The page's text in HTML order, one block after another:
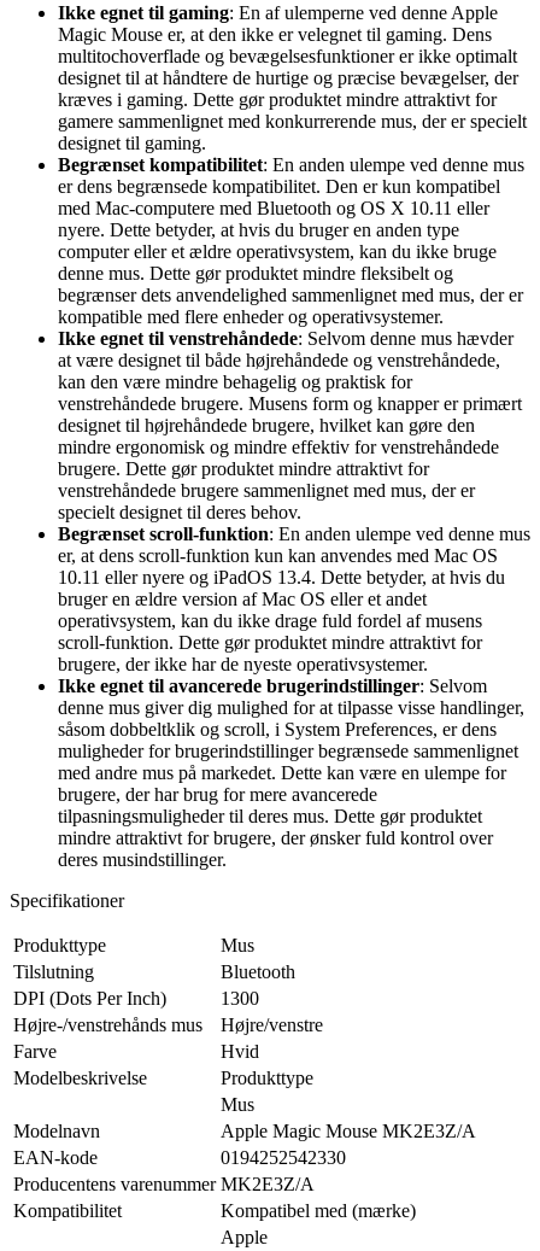
Ikke egnet til gaming: En af ulemperne ved denne Apple
Magic Mouse er, at den ikke er velegnet til gaming. Dens
multitochoverflade og bevægelsesfunktioner er ikke optimalt
designet til at håndtere de hurtige og præcise bevægelser, der
kræves i gaming. Dette gør produktet mindre attraktivt for
gamere sammenlignet med konkurrerende mus, der er specielt
designet til gaming.
Begrænset kompatibilitet: En anden ulempe ved denne mus
er dens begrænsede kompatibilitet. Den er kun kompatibel
med Mac-computere med Bluetooth og OS X 10.11 eller
nyere. Dette betyder, at hvis du bruger en anden type
computer eller et ældre operativsystem, kan du ikke bruge
denne mus. Dette gør produktet mindre fleksibelt og
begrænser dets anvendelighed sammenlignet med mus, der er
kompatible med flere enheder og operativsystemer.
Ikke egnet til venstrehåndede: Selvom denne mus hævder
at være designet til både højrehåndede og venstrehåndede,
kan den være mindre behagelig og praktisk for
venstrehåndede brugere. Musens form og knapper er primært
designet til højrehåndede brugere, hvilket kan gøre den
mindre ergonomisk og mindre effektiv for venstrehåndede
brugere. Dette gør produktet mindre attraktivt for
venstrehåndede brugere sammenlignet med mus, der er
specielt designet til deres behov.
Begrænset scroll-funktion: En anden ulempe ved denne mus
er, at dens scroll-funktion kun kan anvendes med Mac OS
10.11 eller nyere og iPadOS 13.4. Dette betyder, at hvis du
bruger en ældre version af Mac OS eller et andet
operativsystem, kan du ikke drage fuld fordel af musens
scroll-funktion. Dette gør produktet mindre attraktivt for
brugere, der ikke har de nyeste operativsystemer.
Ikke egnet til avancerede brugerindstillinger: Selvom
denne mus giver dig mulighed for at tilpasse visse handlinger,
såsom dobbeltklik og scroll, i System Preferences, er dens
muligheder for brugerindstillinger begrænsede sammenlignet
med andre mus på markedet. Dette kan være en ulempe for
brugere, der har brug for mere avancerede
tilpasningsmuligheder til deres mus. Dette gør produktet
mindre attraktivt for brugere, der ønsker fuld kontrol over
deres musindstillinger.
Specifikationer
Produkttype
Mus
Tilslutning
Bluetooth
DPI (Dots Per Inch)
1300
Højre-/venstrehånds mus
Højre/venstre
Farve
Hvid
Modelbeskrivelse
Produkttype
Mus
Modelnavn
Apple Magic Mouse MK2E3Z/A
EAN-kode
0194252542330
Producentens varenummer MK2E3Z/A
Kompatibilitet
Kompatibel med (mærke)
Apple